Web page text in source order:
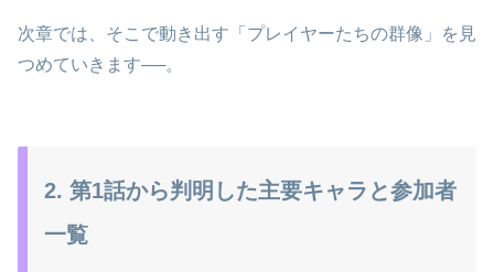
次章では、そこで動き出す「プレイヤーたちの群像」を見
つめていきます──。
2. 第1話から判明した主要キャラと参加者
一覧